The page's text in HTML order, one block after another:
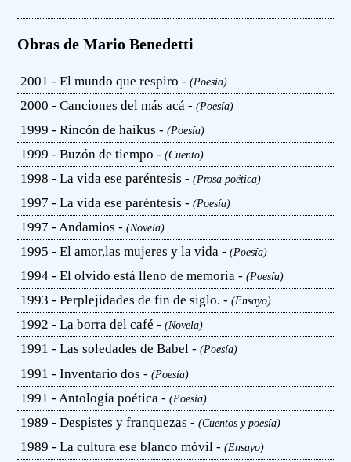
Obras de Mario Benedetti
2001 - El mundo que respiro -(Poesía)
2000 - Canciones del más acá -(Poesía)
1999 - Rincón de haikus -(Poesía)
1999 - Buzón de tiempo -(Cuento)
1998 - La vida ese paréntesis -(Prosa poética)
1997 - La vida ese paréntesis -(Poesía)
1997 - Andamios -(Novela)
1995 - El amor,las mujeres y la vida -(Poesía)
1994 - El olvido está lleno de memoria -(Poesía)
1993 - Perplejidades de fin de siglo. -(Ensayo)
1992 - La borra del café -(Novela)
1991 - Las soledades de Babel -(Poesía)
1991 - Inventario dos -(Poesía)
1991 - Antología poética -(Poesía)
1989 - Despistes y franquezas -(Cuentos y poesía)
1989 - La cultura ese blanco móvil -(Ensayo)